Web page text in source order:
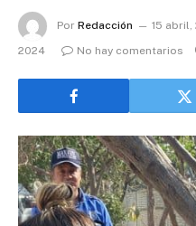
Por Redacción 15 abril,
2024
No hay comentarios